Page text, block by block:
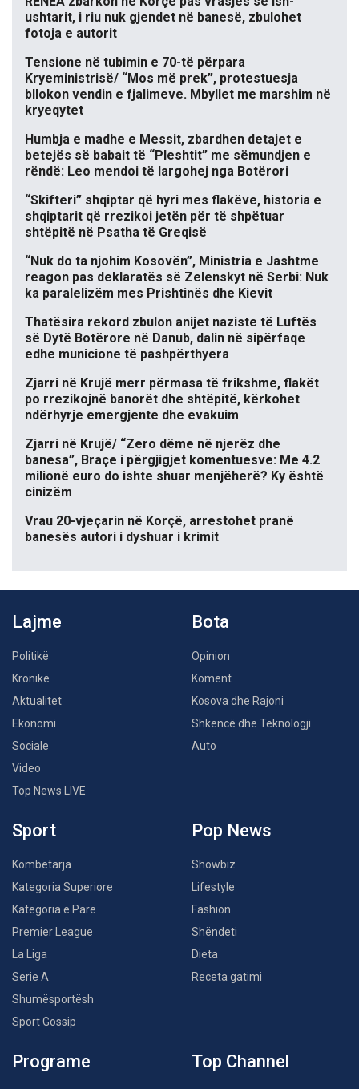
ushtarit, i riu nuk gjendet në banesë, zbulohet
fotoja e autorit
Tensione në tubimin e 70-të përpara
Kryeministrisë/ “Mos më prek”, protestuesja
bllokon vendin e fjalimeve. Mbyllet me marshim në
kryeqytet
Humbja e madhe e Messit, zbardhen detajet e
betejës së babait të “Pleshtit” me sëmundjen e
rëndë: Leo mendoi të largohej nga Botërori
“Skifteri” shqiptar që hyri mes flakëve, historia e
shqiptarit që rrezikoi jetën për të shpëtuar
shtëpitë në Psatha të Greqisë
“Nuk do ta njohim Kosovën”, Ministria e Jashtme
reagon pas deklaratës së Zelenskyt në Serbi: Nuk
ka paralelizëm mes Prishtinës dhe Kievit
Thatësira rekord zbulon anijet naziste të Luftës
së Dytë Botërore në Danub, dalin në sipërfaqe
edhe municione të pashpërthyera
Zjarri në Krujë merr përmasa të frikshme, flakët
po rrezikojnë banorët dhe shtëpitë, kërkohet
ndërhyrje emergjente dhe evakuim
Zjarri në Krujë/ “Zero dëme në njerëz dhe
banesa”, Braçe i përgjigjet komentuesve: Me 4.2
milionë euro do ishte shuar menjëherë? Ky është
cinizëm
Vrau 20-vjeçarin në Korçë, arrestohet pranë
banesës autori i dyshuar i krimit
Lajme
Politikë
Kronikë
Aktualitet
Ekonomi
Sociale
Video
Top News LIVE
Bota
Opinion
Koment
Kosova dhe Rajoni
Shkencë dhe Teknologji
Auto
Sport
Kombëtarja
Kategoria Superiore
Kategoria e Parë
Premier League
La Liga
Serie A
Shumësportësh
Sport Gossip
Pop News
Showbiz
Lifestyle
Fashion
Shëndeti
Dieta
Receta gatimi
Programe Top Channel